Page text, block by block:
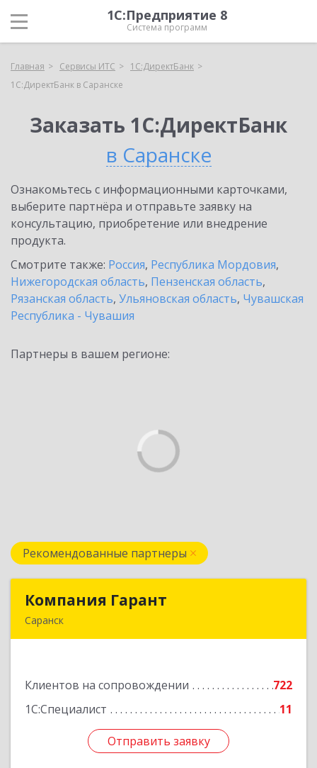
1С:Предприятие 8
Система программ
Главная Сервисы ИТС
1С:ДиректБанк
1С:ДиректБанк в Саранске
Заказать 1С:ДиректБанк
в Саранске
Ознакомьтесь с информационными карточками,
выберите партнёра и отправьте заявку на
консультацию, приобретение или внедрение
продукта.
Смотрите также: Россия, Республика Мордовия,
Нижегородская область, Пензенская область,
Рязанская область, Ульяновская область, Чувашская
Республика - Чувашия
Партнеры в вашем регионе:
Рекомендованные партнеры
Компания Гарант
Саранск
Клиентов на сопровождении
722
1С:Специалист
11
Отправить заявку
Компания Гарант
Подробнее
Отправить заявку